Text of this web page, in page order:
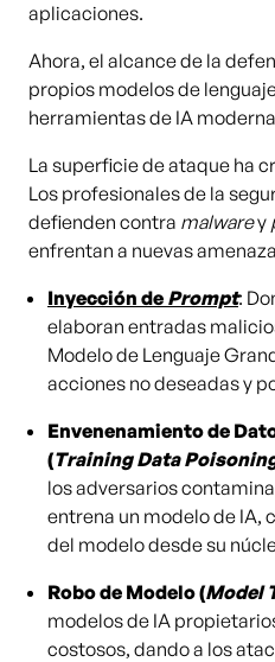
aplicaciones.
Ahora, el alcance de la
propios modelos de
herramientas de IA
La superficie de ataque ha
Los profesionales de la
defienden contra malwarey
enfrentan a nuevas
Inyección de Prompt:
elaboran entradas
Modelo de Lenguaje
acciones no deseadas y
Envenenamiento de
(Training Data
los adversarios
entrena un modelo de IA,
del modelo desde su
Robo de Modelo (Model
modelos de IA
costosos, dando a los